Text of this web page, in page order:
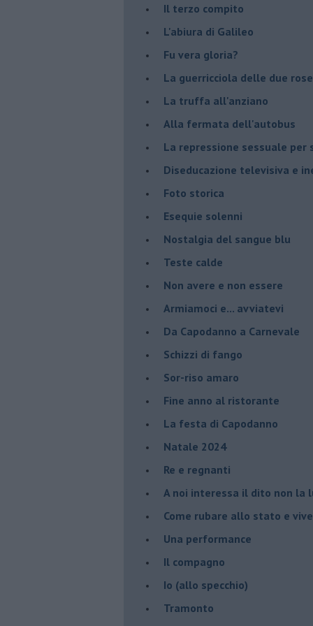
Il terzo compito
L'abiura di Galileo
Fu vera gloria?
La guerricciola delle due rose
La truffa all'anziano
Alla fermata dell'autobus
La repressione sessuale per
Diseducazione televisiva e
Foto storica
Esequie solenni
Nostalgia del sangue blu
Teste calde
Non avere e non essere
Armiamoci e... avviatevi
Da Capodanno a Carnevale
Schizzi di fango
Sor-riso amaro
Fine anno al ristorante
La festa di Capodanno
Natale 2024
Re e regnanti
A noi interessa il dito non la
Come rubare allo stato e
Una performance
Il compagno
​Io (allo specchio)
Tramonto